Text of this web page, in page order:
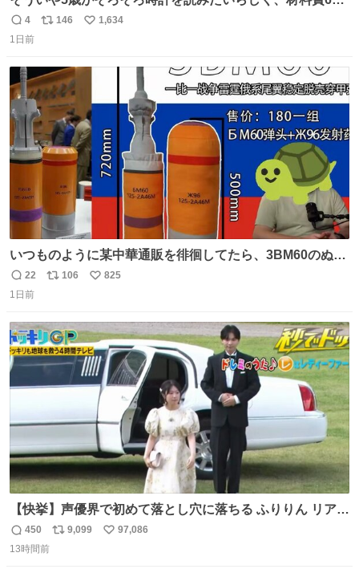
円で作れる知育時計作ってみた！ めっちゃ簡単！ ありがと
う先人！
返
信
4
リ
ト
数
146
い
1,634
1日前
いつものように某中華通販を徘徊してたら、3BM60のぬい
ぐるみを発見してしまった…。
返
信
22
リ
ト
数
106
い
数
825
1日前
【快挙】声優界で初めて落とし穴に落ちる ふりりん リアク
ションが最高過ぎる🤣 #ドッキリGP #降幡愛
返
信
450
リ
9,099
い
97,086
13時間前